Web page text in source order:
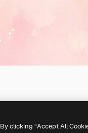
By clicking “Accept All